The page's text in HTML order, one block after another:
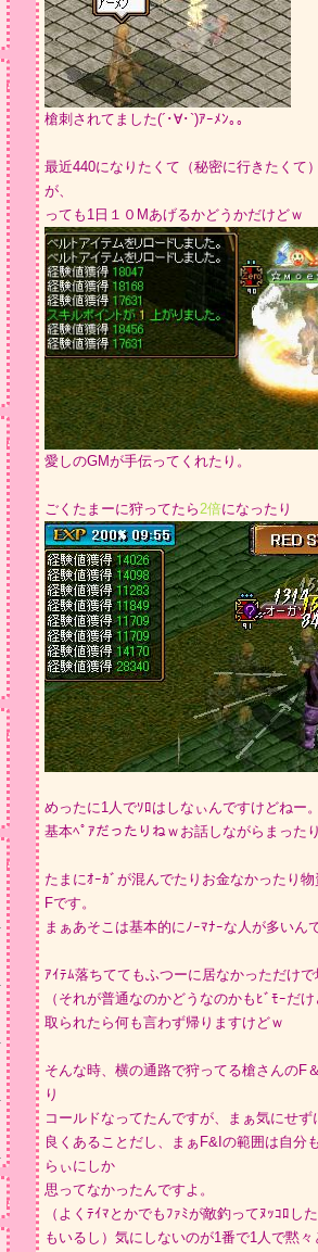
槍刺されてました(´･∀･`)ｱｰﾒﾝ｡｡
最近440になりたくて（秘密に行きたくて
が、
っても1日１０Mあげるかどうかだけどｗ
愛しのGMが手伝ってくれたり。
ごくたまーに狩ってたら2倍になったり
めったに1人でｿﾛはしなぃんですけどねー。
基本ﾍﾟｱだったりねｗお話しながらまった
たまにｵｰｶﾞが混んでたりお金なかったり
Fです。
まぁあそこは基本的にﾉｰﾏﾅｰな人が多いん
ｱｲﾃﾑ落ちててもふつーに居なかっただけ
（それが普通なのかどうなのかもﾋﾞﾓｰだけ
取られたら何も言わず帰りますけどｗ
そんな時、横の通路で狩ってる槍さんのF
り
コールドなってたんですが、まぁ気にせず
良くあることだし、まぁF&Iの範囲は自分
らぃにしか
思ってなかったんですよ。
（よくﾃｲﾏとかでもﾌｧﾐが敵釣ってﾇｯｺﾛし
もいるし）気にしないのが1番で1人で黙